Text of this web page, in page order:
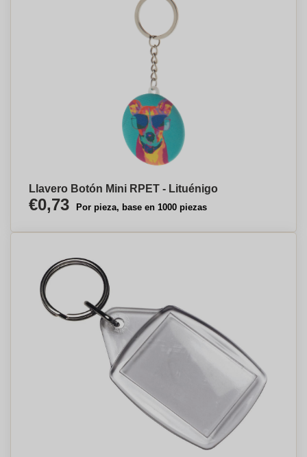
Llavero Botón Mini RPET - Lituénigo
€0,73 Por pieza, base en 1000 piezas